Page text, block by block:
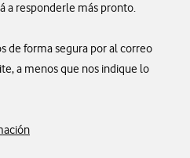
a responderle más pronto.
de forma segura por al correo
a menos que nos indique lo